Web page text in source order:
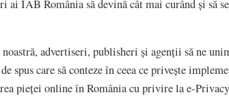
ai IAB România să devină cât mai curând și să
advertiseri, publisheri și agenții să ne
spus care să conteze în ceea ce privește
pieței online în România cu privire la e-